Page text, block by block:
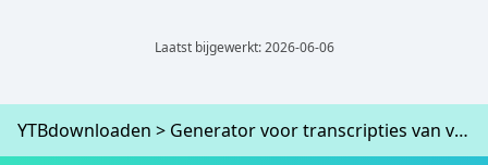
Laatst bijgewerkt: 2026-06-06
YTBdownloaden > Generator voor transcripties van vergaderingen